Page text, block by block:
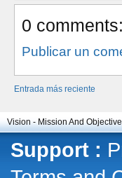
0 comments:
Publicar un
Entrada más reciente
Vision - Mission And
Support :